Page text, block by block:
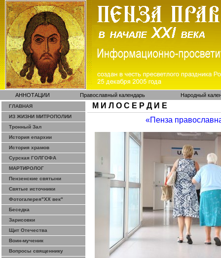
АННОТАЦИИ Православный календарь Народный
ГЛАВНАЯ
ИЗ ЖИЗНИ МИТРОПОЛИИ
Тронный Зал
История епархии
История храмов
Сурская ГОЛГОФА
МАРТИРОЛОГ
Пензенские святыни
Святые источники
Фотогалерея"ХХ век"
Беседка
Зарисовки
Щит Отечества
Воин-мученик
Вопросы священнику
М И Л О С Е Р Д И Е
«Пенза